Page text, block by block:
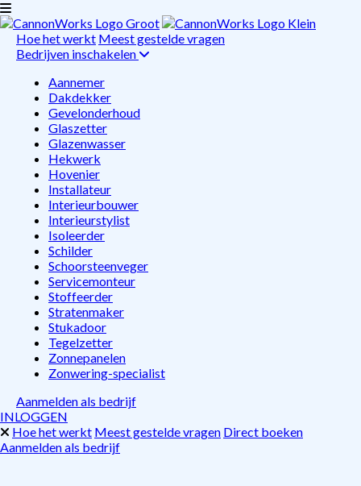
Hoe het werkt Meest gestelde vragen
Bedrijven inschakelen
Aannemer
Dakdekker
Gevelonderhoud
Glaszetter
Glazenwasser
Hekwerk
Hovenier
Installateur
Interieurbouwer
Interieurstylist
Isoleerder
Schilder
Schoorsteenveger
Servicemonteur
Stoffeerder
Stratenmaker
Stukadoor
Tegelzetter
Zonnepanelen
Zonwering-specialist
Aanmelden als bedrijf
INLOGGEN
Hoe het werkt Meest gestelde vragen Direct boeken
Aanmelden als bedrijf